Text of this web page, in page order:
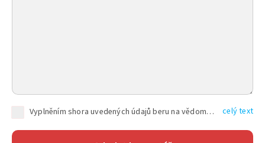
Vyplněním shora uvedených údajů beru na vědomí, že společnost TEXT FACTORY s.r.o., sídlem Brno, Durďákova 336/29, Černá Pole, PSČ: 613 00, IČ: 06157831, zapsané u Krajského soudu v Brně, oddíl C, vložka 100399, bude zpracovávat mé osobní údaje uvedené v rámci mnou vyplněného registračního formuláře na základě oprávněných zájmů TEXT FACTORY s.r.o. dle čl. 6 odst. 1 písm. f) GDPR a pro splnění právních povinností (čl. 6 odst. 1 písm. c) GDPR), a to pro tyto účely: nezbytnost zajistit oprávnění návštěvníka webových stránek provozovaných společností TEXT FACTORY s.r.o. přispívat aktivně ke zveřejněným článkům nebo v rámci diskusních fór a výkon práv TEXT FACTORY s.r.o. jako administrátora těchto diskusních fór. Více informací o zpracování osobních údajů a právech lze nalézt v celý text